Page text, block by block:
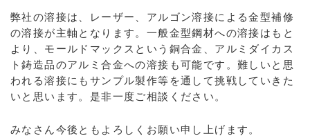
弊社の溶接は、レーザー、アルゴン溶接による金型補修
の溶接が主軸となります。一般金型鋼材への溶接はもと
より、モールドマックスという銅合金、アルミダイカス
ト鋳造品のアルミ合金への溶接も可能です。難しいと思
われる溶接にもサンプル製作等を通して挑戦していきた
いと思います。是非一度ご相談ください。
みなさん今後ともよろしくお願い申し上げます。